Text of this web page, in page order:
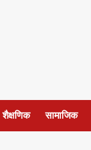
शैक्षणिक सामाजिक